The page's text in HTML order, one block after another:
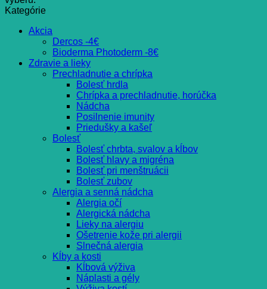
Kategórie
Akcia
Dercos -4€
Bioderma Photoderm -8€
Zdravie a lieky
Prechladnutie a chrípka
Bolesť hrdla
Chrípka a prechladnutie, horúčka
Nádcha
Posilnenie imunity
Priedušky a kašeľ
Bolesť
Bolesť chrbta, svalov a kĺbov
Bolesť hlavy a migréna
Bolesť pri menštruácii
Bolesť zubov
Alergia a senná nádcha
Alergia očí
Alergická nádcha
Lieky na alergiu
Ošetrenie kože pri alergii
Slnečná alergia
Kĺby a kosti
Kĺbová výživa
Náplasti a gély